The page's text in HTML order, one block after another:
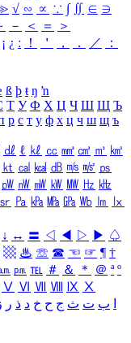
√ ∽ ∝ ∵ ∫ ∬ ∈ ∋
－ ＜ ＝
＞
¡ ¿ ː ！ ＇ ， ． ／
：
ß þ ŧ ŋ ŉ
Т У Ф Х Ц Ч Ш Щ Ъ
р с т у ф х ц ч ш щ ъ
㎗ ℓ ㎘ ㏄ ㎣ ㎤ ㎥ ㎦
㏏ ㎈ ㎉ ㏈ ㎧ ㎨ ㎰
㎺ ㎻ ㎽ ㎾ ㎿ ㎐ ㎑
㏛ ㎩ ㎪ ㎫ ㎬ ㏝ ㏐
㏓
↓ ↔ 〓 ◁ ◀ ▷ ▶ ♤
▩ ♨ ☏ ☎ ☜ ☞ ¶ †
㏘ ℡ ＃ ＆ ＊ ＠ ª º
Ⅴ Ⅵ Ⅶ Ⅷ Ⅸ Ⅹ
ب ت ث ج ح خ د ذ ر ز